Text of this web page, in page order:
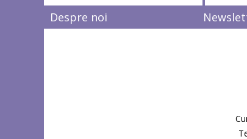
Big Backyard
BOB REVOLUTION
Bomiko
Despre noi